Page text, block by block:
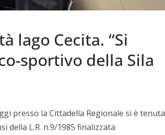
lago Cecita. “Si
sportivo della Sila
presso la Cittadella Regionale si è tenuta
della L.R. n.9/1985 finalizzata